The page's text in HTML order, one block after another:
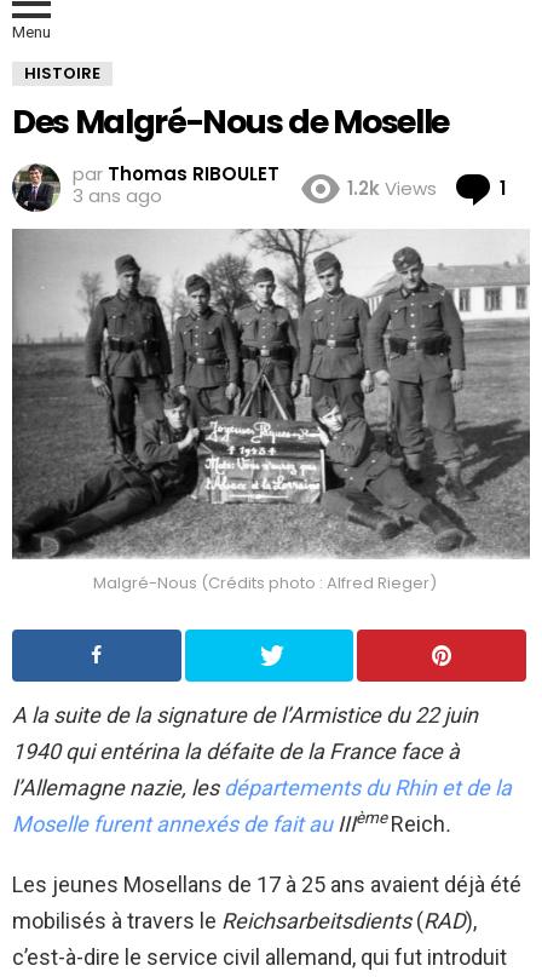
Menu
HISTOIRE
Des Malgré-Nous de Moselle
par Thomas RIBOULET
3 ans ago
1.2kViews 1
Malgré-Nous (Crédits photo : Alfred Rieger)
A la suite de la signature de l’Armistice du 22 juin
1940 qui entérina la défaite de la France face à
l’Allemagne nazie, lesdépartements du Rhin et de la
Moselle furent annexés de fait auIIIèmeReich.
Les jeunes Mosellans de 17 à 25 ans avaient déjà été
mobilisés à travers le Reichsarbeitsdients(RAD),
c’est-à-dire le service civil allemand, qui fut introduit